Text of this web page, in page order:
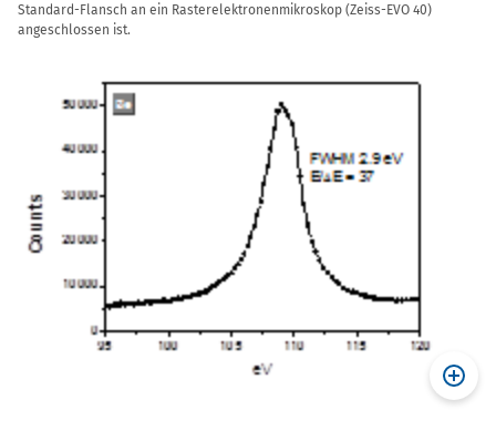
Standard-Flansch an ein Rasterelektronenmikroskop (Zeiss-EVO 40)
angeschlossen ist.